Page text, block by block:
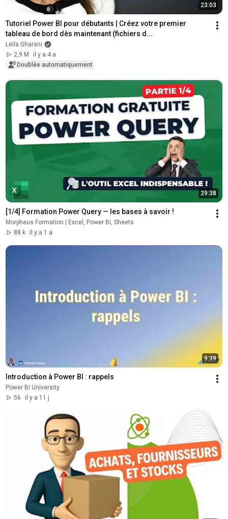
23:03
Tutoriel Power BI pour débutants | Créez votre premier
tableau de bord dès maintenant (fichiers d...
Leila Gharani
2,9 M
il y a 4 a
Doublée automatiquement
29:38
[1/4] Formation Power Query — les bases à savoir !
Morpheus Formation | Excel, Power BI, Sheets
88 k
il y a 1 a
9:39
Introduction à Power BI : rappels
Power BI University
56
il y a 11 j